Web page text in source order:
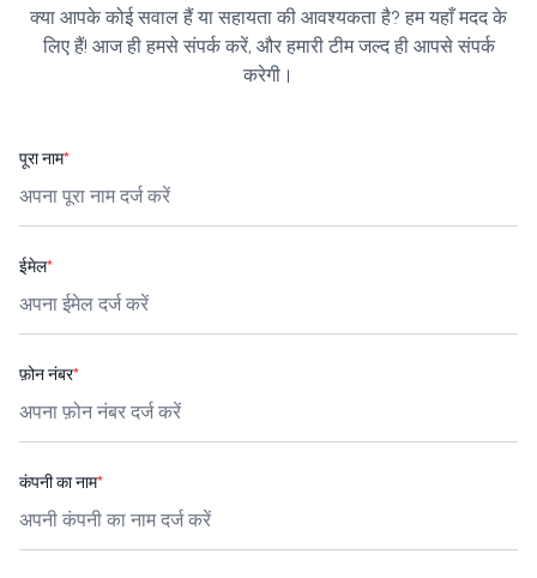
क्या आपके कोई सवाल हैं या सहायता की आवश्यकता है? हम यहाँ मदद के
लिए हैं! आज ही हमसे संपर्क करें, और हमारी टीम जल्द ही आपसे संपर्क
करेगी।
पूरा नाम*
ईमेल*
फ़ोन नंबर*
कंपनी का नाम*